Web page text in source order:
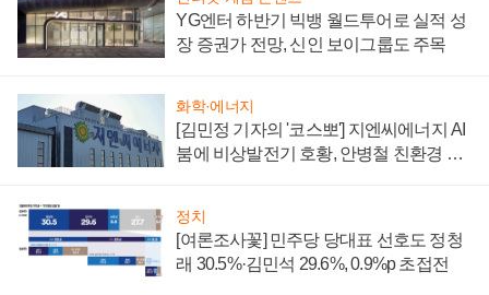
YG엔터 하반기 빅뱅 월드투어로 실적 성
장 증권가 전망, 신인 보이그룹도 주목
화학·에너지
[김민정 기자의 '코스뽀'] 지엔씨에너지 AI
붐에 비상발전기 호황, 안병철 친환경 에
정치
[여론조사꽃] 민주당 당대표 선호도 정청
래 30.5%·김민석 29.6%, 0.9%p 초접전